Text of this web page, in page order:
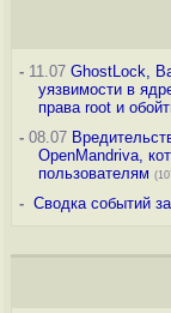
-11.07 GhostLock,
уязвимости в
права root и
-08.07
OpenMandriva,
пользователям
- Сводка событий